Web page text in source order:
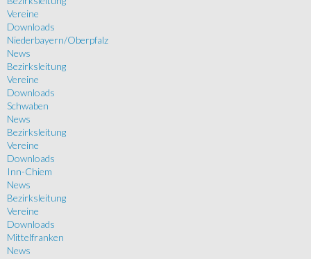
Vereine
Downloads
Niederbayern/Oberpfalz
News
Bezirksleitung
Vereine
Downloads
Schwaben
News
Bezirksleitung
Vereine
Downloads
Inn-Chiem
News
Bezirksleitung
Vereine
Downloads
Mittelfranken
News